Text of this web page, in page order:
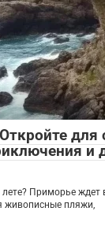
для
и
Приморье ждет
живописные пляжи,